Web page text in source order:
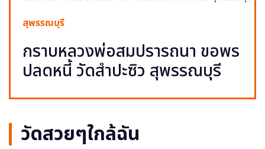
สุพรรณบุรี
กราบหลวงพ่อสมปรารถนา ขอพร
ปลดหนี้ วัดสำปะซิว สุพรรณบุรี
วัดสวยๆใกล้ฉัน